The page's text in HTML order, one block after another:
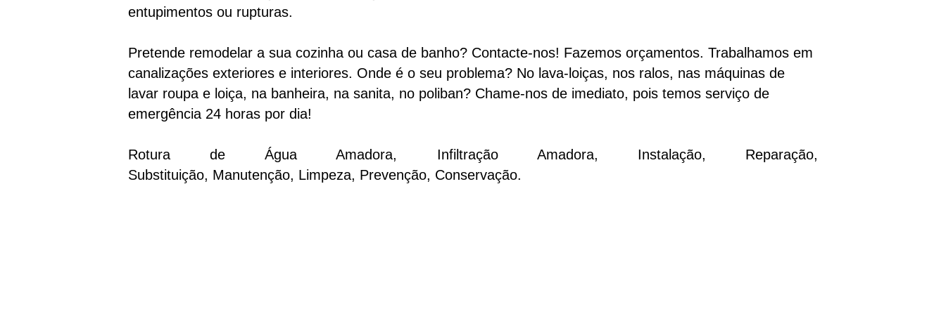
entupimentos ou rupturas.
Pretende remodelar a sua cozinha ou casa de banho? Contacte-nos! Fazemos orçamentos. Trabalhamos em
canalizações exteriores e interiores. Onde é o seu problema? No lava-loiças, nos ralos, nas máquinas de
lavar roupa e loiça, na banheira, na sanita, no poliban? Chame-nos de imediato, pois temos serviço de
emergência 24 horas por dia!
Rotura de Água Amadora, Infiltração Amadora, Instalação, Reparação,
Substituição, Manutenção, Limpeza, Prevenção, Conservação.